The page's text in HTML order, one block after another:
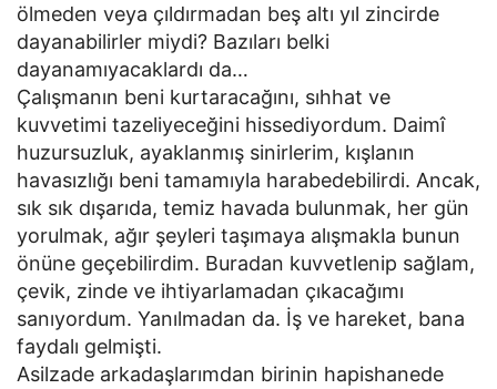
ölmeden veya çıldırmadan beş altı yıl zincirde
dayanabilirler miydi? Bazıları belki
dayanamıyacaklardı da…
Çalışmanın beni kurtaracağını, sıhhat ve
kuvvetimi tazeliyeceğini hissediyordum. Daimî
huzursuzluk, ayaklanmış sinirlerim, kışlanın
havasızlığı beni tamamıyla harabedebilirdi. Ancak,
sık sık dışarıda, temiz havada bulunmak, her gün
yorulmak, ağır şeyleri taşımaya alışmakla bunun
önüne geçebilirdim. Buradan kuvvetlenip sağlam,
çevik, zinde ve ihtiyarlamadan çıkacağımı
sanıyordum. Yanılmadan da. İş ve hareket, bana
faydalı gelmişti.
Asilzade arkadaşlarımdan birinin hapishanede